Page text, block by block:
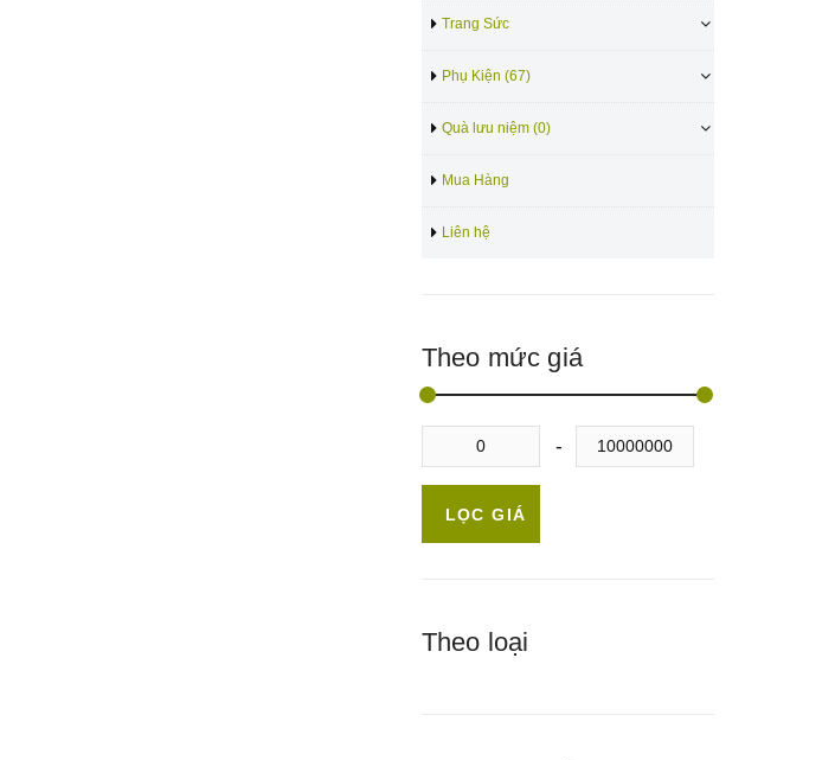
Trang Sức
Phụ Kiện (67)
Quà lưu niệm (0)
Mua Hàng
Liên hệ
Theo mức giá
LỌC GIÁ
Theo loại